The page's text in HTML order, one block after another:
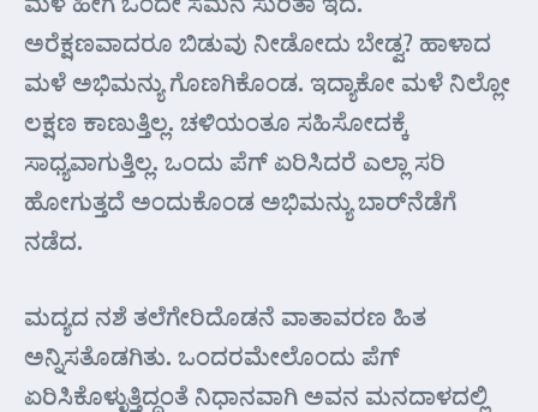
ಅರೆಕ್ಷಣವಾದರೂ ಬಿಡುವು ನೀಡೋದು ಬೇಡ್ವ? ಹಾಳಾದ
ಮಳೆ ಅಭಿಮನ್ಯು ಗೊಣಗಿಕೊಂಡ. ಇದ್ಯಾಕೋ ಮಳೆ ನಿಲ್ಲೋ
ಲಕ್ಷಣ ಕಾಣುತ್ತಿಲ್ಲ. ಚಳಿಯಂತೂ ಸಹಿಸೋದಕ್ಕೆ
ಸಾಧ್ಯವಾಗುತ್ತಿಲ್ಲ. ಒಂದು ಪೆಗ್ ಏರಿಸಿದರೆ ಎಲ್ಲಾ ಸರಿ
ಹೋಗುತ್ತದೆ ಅಂದುಕೊಂಡ ಅಭಿಮನ್ಯು ಬಾರ್‌ನೆಡೆಗೆ
ನಡೆದ.
ಮದ್ಯದ ನಶೆ ತಲೆಗೇರಿದೊಡನೆ ವಾತಾವರಣ ಹಿತ
ಅನ್ನಿಸತೊಡಗಿತು. ಒಂದರಮೇಲೊಂದು ಪೆಗ್
ಏರಿಸಿಕೊಳ್ಳುತ್ತಿದ್ದಂತೆ ನಿಧಾನವಾಗಿ ಅವನ ಮನದಾಳದಲ್ಲಿ